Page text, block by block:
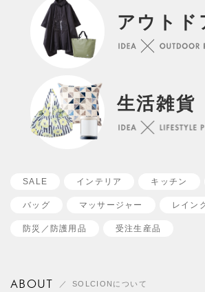
アウトド
生活雑貨
SALE インテリア キッチン
バッグ マッサージャー レイン
防災／ 防護用品 受注生産品
ABOUT SOLCIONについて